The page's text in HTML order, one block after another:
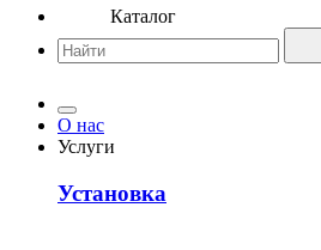
Каталог
О нас
Услуги
Установка